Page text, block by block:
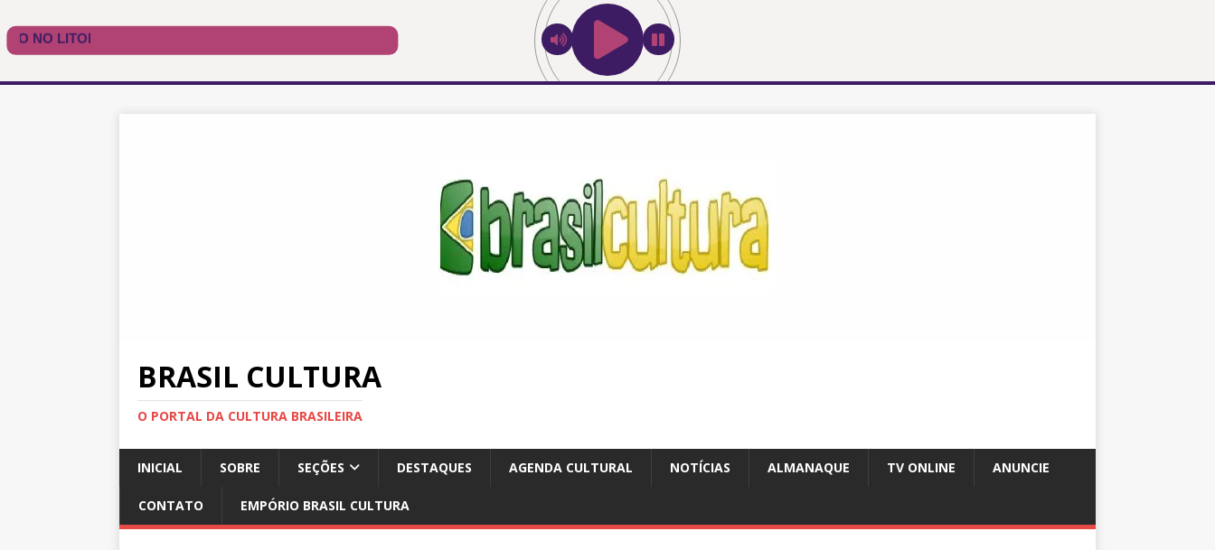
BRASIL CULTURA
O PORTAL DA CULTURA BRASILEIRA
INICIAL SOBRE SEÇÕES DESTAQUES AGENDA CULTURAL NOTÍCIAS ALMANAQUE TV ONLINE ANUNCIE
CONTATO EMPÓRIO BRASIL CULTURA